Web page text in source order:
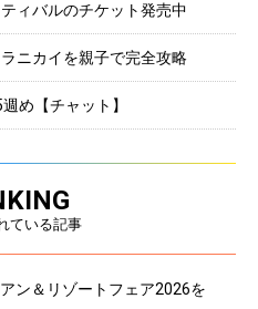
ィバルのチケット発売中
ニカイを親子で完全攻略
め【チャット】
ている記事
ン＆リゾートフェア2026を